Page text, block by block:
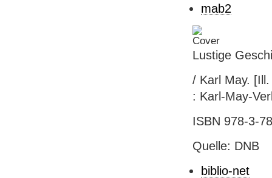
mab2
Lustige
/ Karl May.
: Karl-May-
ISBN 978-3-
Quelle: DNB
biblio-net